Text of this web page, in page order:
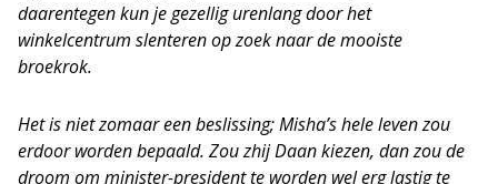
daarentegen kun je gezellig urenlang door het
winkelcentrum slenteren op zoek naar de mooiste
broekrok.
Het is niet zomaar een beslissing; Misha’s hele leven zou
erdoor worden bepaald. Zou zhij Daan kiezen, dan zou de
droom om minister-president te worden wel erg lastig te